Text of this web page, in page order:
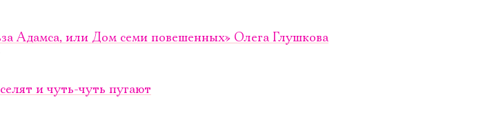
Адамса, или Дом семи повешенных» Олега Глушкова
и чуть-чуть пугают